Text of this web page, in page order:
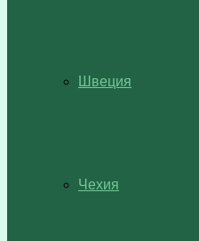
Швеция
Чехия